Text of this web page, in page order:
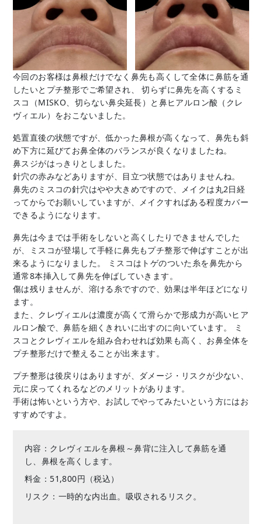
今回のお客様は鼻根だけでなく鼻先も高くして全体に鼻筋を通
したいとプチ整形でご希望され、 切らずに鼻先を高くするミ
スコ（MISKO、切らない鼻尖延長）と鼻ヒアルロン酸（クレ
ヴィエル）をおこないました。
処置直後の状態ですが、低かった鼻根が高くなって、鼻先も斜
め下方に延びてお鼻全体のバランスが良くなりましたね。
鼻スジがはっきりとしました。
針穴の赤みなどありますが、目立つ状態ではありませんね。
鼻先のミスコの針穴はやや大きめですので、メイクは丸2日経
ってからでお願いしていますが、メイクすればある程度カバー
できるようになります。
鼻先は今までは手術をしないと高くしたりできませんでした
が、ミスコが登場して手軽に鼻先もプチ整形で伸ばすことが出
来るようになりました。 ミスコはトゲのついた糸を鼻先から
通常8本挿入して鼻先を伸ばしていきます。
傷は残りませんが、溶ける糸ですので、効果は半年ほどになり
ます。
また、クレヴィエルは濃度が高くて滑らかで形成力が高いヒア
ルロン酸で、鼻筋を細くきれいに出すのに向いています。 ミ
スコとクレヴィエルを組み合わせれば効果も高く、お鼻全体を
プチ整形だけで整えることが出来ます。
プチ整形は後戻りはありますが、ダメージ・リスクが少ない、
元に戻ってくれるなどのメリットがあります。
手術は怖いという方や、お試しでやってみたいという方にはお
すすめですよ。
内容：クレヴィエルを鼻根～鼻背に注入して鼻筋を通
し、鼻根を高くします。
料金：51,800円（税込）
リスク：一時的な内出血。吸収されるリスク。